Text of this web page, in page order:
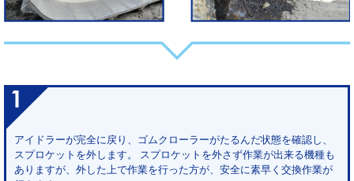
アイドラーが完全に戻り、ゴムクローラーがたるんだ状態を確認し、
スプロケットを外します。 スプロケットを外さず作業が出来る機種も
ありますが、外した上で作業を行った方が、安全に素早く交換作業が